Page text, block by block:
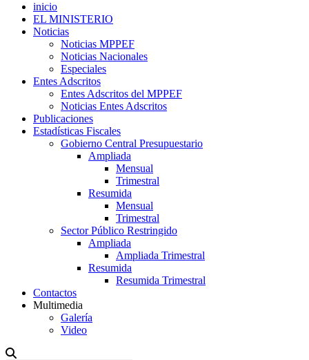
inicio
EL MINISTERIO
Noticias
Noticias MPPEF
Noticias Nacionales
Especiales
Entes Adscritos
Entes Adscritos del MPPEF
Noticias Entes Adscritos
Publicaciones
Estadísticas Fiscales
Gobierno Central Presupuestario
Ampliada
Mensual
Trimestral
Resumida
Mensual
Trimestral
Sector Público Restringido
Ampliada
Ampliada Trimestral
Resumida
Resumida Trimestral
Contactos
Multimedia
Galería
Video